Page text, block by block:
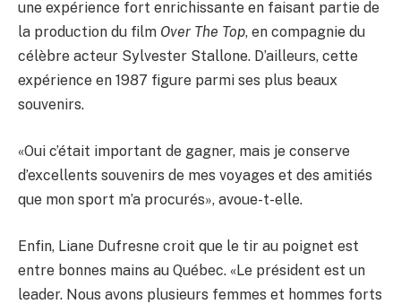
une expérience fort enrichissante en faisant partie de
la production du film Over The Top, en compagnie du
célèbre acteur Sylvester Stallone. D’ailleurs, cette
expérience en 1987 figure parmi ses plus beaux
souvenirs.
«Oui c’était important de gagner, mais je conserve
d’excellents souvenirs de mes voyages et des amitiés
que mon sport m’a procurés», avoue-t-elle.
Enfin, Liane Dufresne croit que le tir au poignet est
entre bonnes mains au Québec. «Le président est un
leader. Nous avons plusieurs femmes et hommes forts